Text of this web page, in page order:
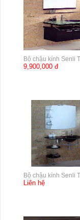
Bộ chậu kính Senli
9,900,000 đ
Bộ chậu kính Senli
Liên hệ